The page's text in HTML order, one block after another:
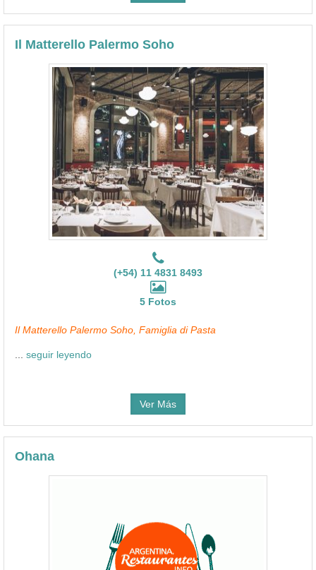
Il Matterello Palermo Soho
(+54) 11 4831 8493
5 Fotos
Il Matterello Palermo Soho, Famiglia di Pasta
seguir leyendo
Ver Más
Ohana